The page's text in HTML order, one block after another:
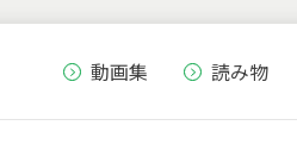
動画集 読み物